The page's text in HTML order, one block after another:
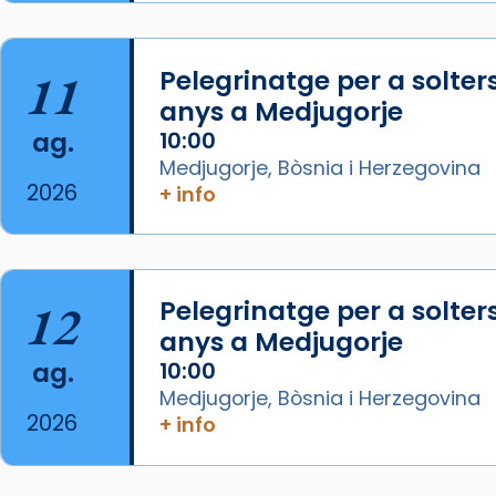
Lluís Companys, la jove va fer
arribar el seu testimoni al papa
Lleó XIV.
Recupera l'entrevista
papa-viaje-espana-testimoni...
Photo
View on Facebook · Share
11
ag.
2026
Pelegrinatge per a
anys a Medjugorje
10:00
Medjugorje, Bòsnia i Herzegovina
+ info
12
ag.
2026
Pelegrinatge per a
anys a Medjugorje
10:00
Medjugorje, Bòsnia i Herzegovina
+ info